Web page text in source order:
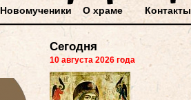
О храме
Новомученики Контакты
Сегодня
10 августа 2026 года